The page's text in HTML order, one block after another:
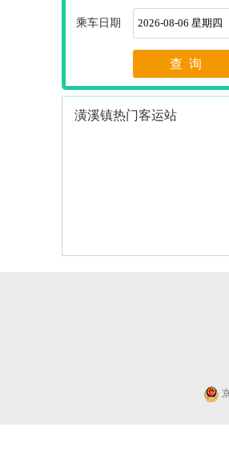
乘车日期
查 询
潢溪镇热门客运站